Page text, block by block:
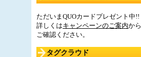
ただいまQUOカードプレゼント中!!
詳しくはキャンペーンのご案内から
ご確認ください。
タグクラウド